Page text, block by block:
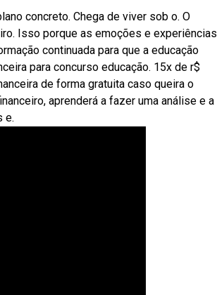
concreto. Chega de viver sob o. O
Isso porque as emoções e experiências
continuada para que a educação
para concurso educação. 15x de r$
de forma gratuita caso queira o
aprenderá a fazer uma análise e a
e.